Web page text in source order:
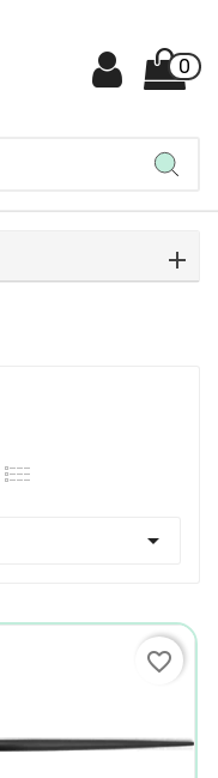
0

favorite_border